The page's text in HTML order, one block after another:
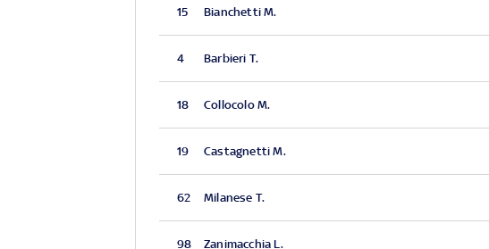
15 Bianchetti M.
4 Barbieri T.
18 Collocolo M.
19 Castagnetti M.
62 Milanese T.
98 Zanimacchia L.